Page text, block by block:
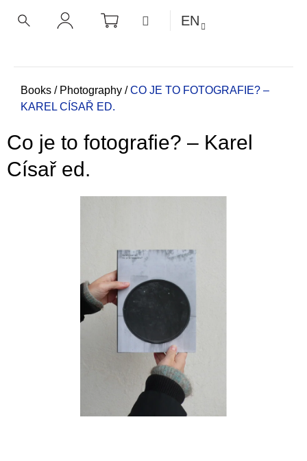
SHOPPING
CART MENUEN
Home
Books / Photography / CO JE TO FOTOGRAFIE? –
KAREL CÍSAŘ ED.
Co je to fotografie? – Karel
Císař ed.
BACK
BACK
h
a
a
r
e